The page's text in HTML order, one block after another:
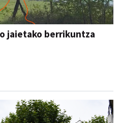
jaietako berrikuntza